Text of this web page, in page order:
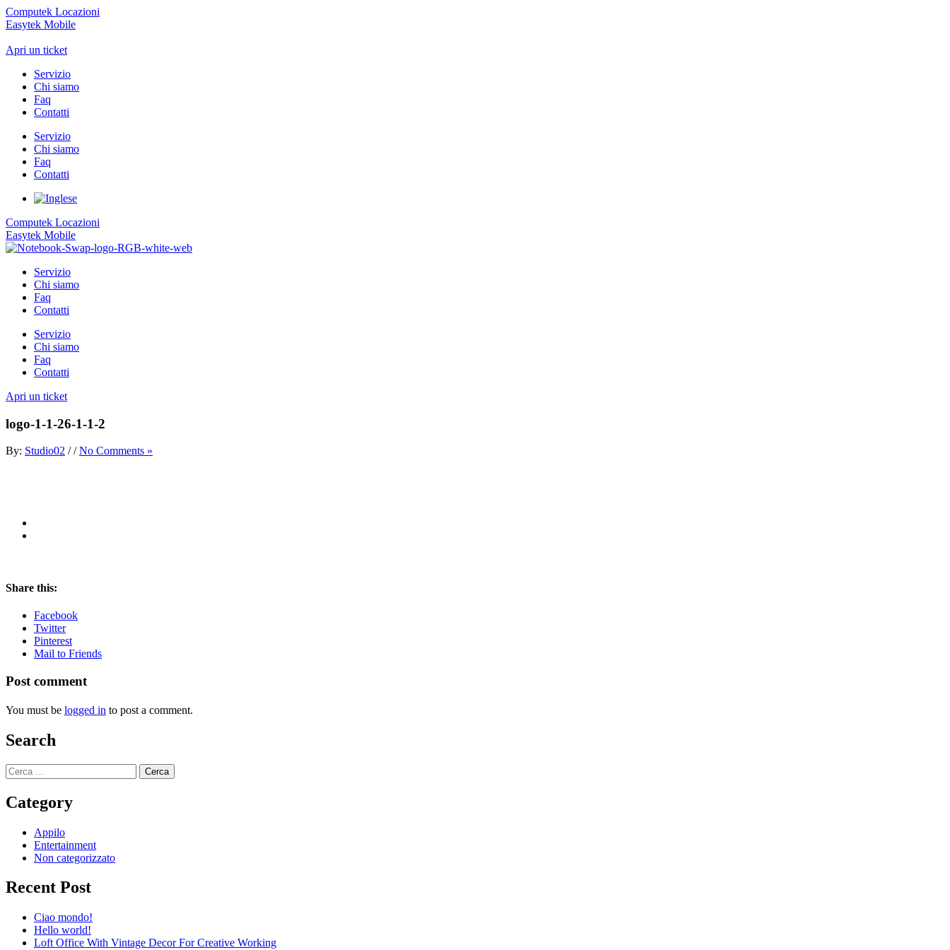
Computek Locazioni
Easytek Mobile
Apri un ticket
Servizio
Chi siamo
Faq
Contatti
Servizio
Chi siamo
Faq
Contatti
Computek Locazioni
Easytek Mobile
Servizio
Chi siamo
Faq
Contatti
Servizio
Chi siamo
Faq
Contatti
Apri un ticket
logo-1-1-26-1-1-2
By: Studio02 / / No Comments »
Share this:
Facebook
Twitter
Pinterest
Mail to Friends
Post comment
You must be logged in to post a comment.
Search
Ricerca
per:
Category
Appilo
Entertainment
Non categorizzato
Recent Post
Ciao mondo!
Hello world!
Loft Office With Vintage Decor For Creative Working